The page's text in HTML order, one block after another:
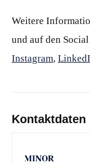
Weitere
und auf den
Instagram,
Kontaktdaten